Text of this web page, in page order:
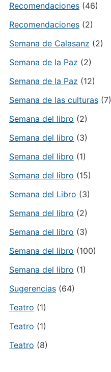
Recomendaciones(46)
Recomendaciones(2)
Semana de Calasanz (2)
Semana de la Paz (2)
Semana de la Paz (12)
Semana de las culturas(7)
Semana del libro (2)
Semana del libro (3)
Semana del libro (1)
Semana del libro (15)
Semana del Libro (3)
Semana del libro (2)
Semana del libro (3)
Semana del libro (100)
Semana del libro (1)
Sugerencias(64)
Teatro (1)
Teatro (1)
Teatro (8)